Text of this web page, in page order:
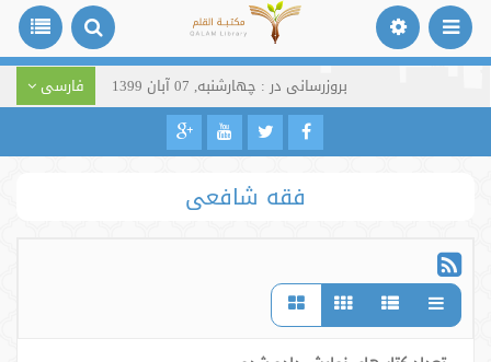
بروزرسانی در : چهارشنبه, 07 آبان 1399 فارسی
فقه شافعی